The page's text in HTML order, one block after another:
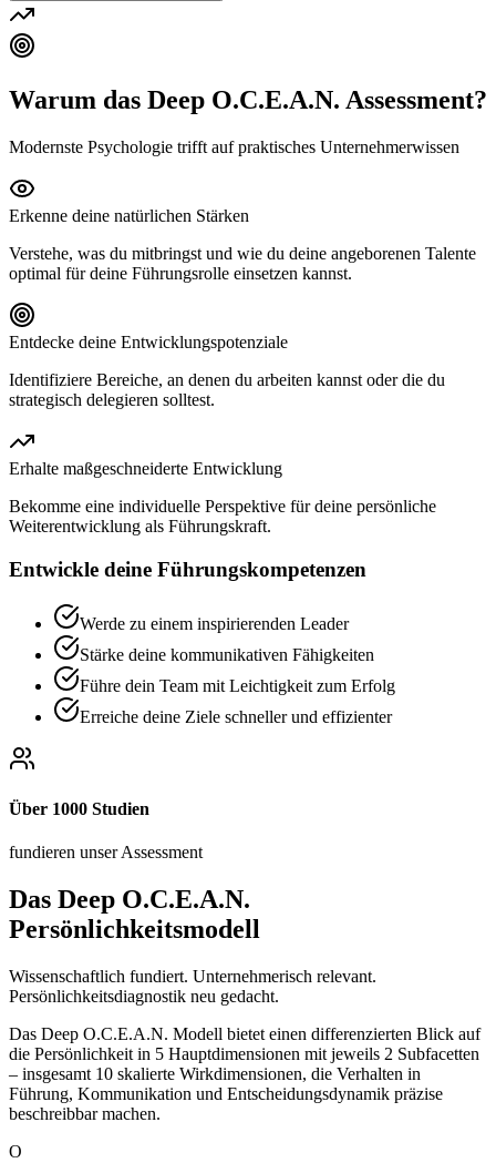
Warum das Deep O.C.E.A.N. Assessment?
Modernste Psychologie trifft auf praktisches Unternehmerwissen
Erkenne deine natürlichen Stärken
Verstehe, was du mitbringst und wie du deine angeborenen Talente
optimal für deine Führungsrolle einsetzen kannst.
Entdecke deine Entwicklungspotenziale
Identifiziere Bereiche, an denen du arbeiten kannst oder die du
strategisch delegieren solltest.
Erhalte maßgeschneiderte Entwicklung
Bekomme eine individuelle Perspektive für deine persönliche
Weiterentwicklung als Führungskraft.
Entwickle deine Führungskompetenzen
Werde zu einem inspirierenden Leader
Stärke deine kommunikativen Fähigkeiten
Führe dein Team mit Leichtigkeit zum Erfolg
Erreiche deine Ziele schneller und effizienter
Über 1000 Studien
fundieren unser Assessment
Das Deep O.C.E.A.N.
Persönlichkeitsmodell
Wissenschaftlich fundiert. Unternehmerisch relevant.
Persönlichkeitsdiagnostik neu gedacht.
Das Deep O.C.E.A.N. Modell bietet einen differenzierten Blick auf
die Persönlichkeit in 5 Hauptdimensionen mit jeweils 2 Subfacetten
– insgesamt 10 skalierte Wirkdimensionen, die Verhalten in
Führung, Kommunikation und Entscheidungsdynamik präzise
beschreibbar machen.
O